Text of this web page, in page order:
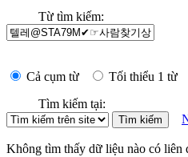
Từ tìm kiếm:
Cả cụm từ
Tối thiểu 1 từ
Tìm kiếm tại:
Không tìm thấy dữ liệu nào có